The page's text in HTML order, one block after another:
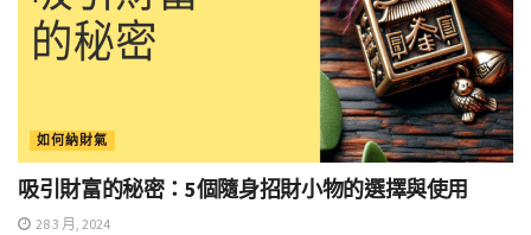
如何納財氣
吸引財富的秘密：5個隨身招財小物的選擇與使用
28 3 月, 2024